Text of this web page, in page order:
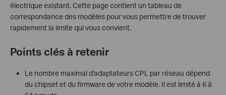
électrique existant. Cette page contient un tableau de
correspondance des modèles pour vous permettre de trouver
rapidement la limite qui vous convient.
Points clés à retenir
Le nombre maximal d'adaptateurs CPL par réseau dépend
du chipset et du firmware de votre modèle. Il est limité à 6 à